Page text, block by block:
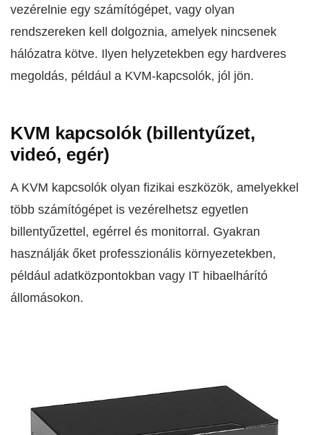
vezérelnie egy számítógépet, vagy olyan
rendszereken kell dolgoznia, amelyek nincsenek
hálózatra kötve. Ilyen helyzetekben egy hardveres
megoldás, például a KVM-kapcsolók, jól jön.
KVM kapcsolók (billentyűzet,
videó, egér)
A KVM kapcsolók olyan fizikai eszközök, amelyekkel
több számítógépet is vezérelhetsz egyetlen
billentyűzettel, egérrel és monitorral. Gyakran
használják őket professzionális környezetekben,
például adatközpontokban vagy IT hibaelhárító
állomásokon.